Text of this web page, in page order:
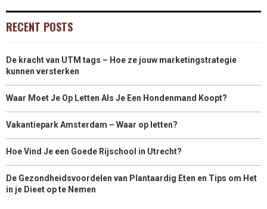
RECENT POSTS
De kracht van UTM tags – Hoe ze jouw marketingstrategie
kunnen versterken
Waar Moet Je Op Letten Als Je Een Hondenmand Koopt?
Vakantiepark Amsterdam – Waar op letten?
Hoe Vind Je een Goede Rijschool in Utrecht?
De Gezondheidsvoordelen van Plantaardig Eten en Tips om Het
in je Dieet op te Nemen